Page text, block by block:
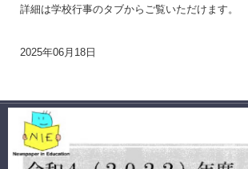
詳細は学校行事のタブからご覧いただけます。
2025年06月18日